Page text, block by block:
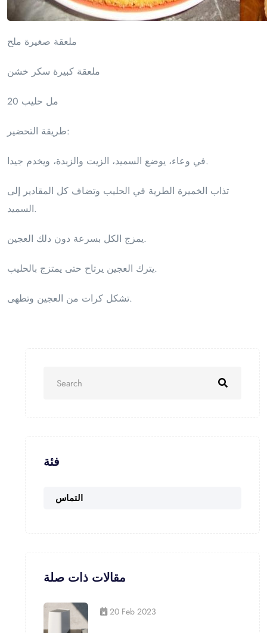
ملعقة صغيرة ملح
ملعقة كبيرة سكر خشن
20 مل حليب
طريقة التحضير:
في وعاء، يوضع السميد، الزيت والزبدة، ويخدم جيدا.
تذاب الخميرة الطرية في الحليب وتضاف كل المقادير إلى
السميد.
يمزج الكل بسرعة دون دلك العجين.
يترك العجين يرتاح حتى يمتزج بالحليب.
تشكل كرات من العجين وتطهى.
فئة
التماس
مقالات ذات صلة
20 Feb 2023